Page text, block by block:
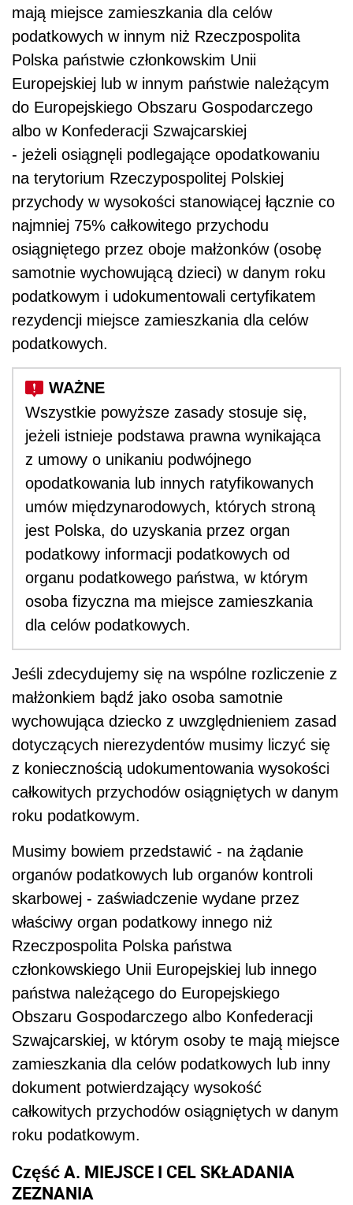
mają miejsce zamieszkania dla celów
podatkowych w innym niż Rzeczpospolita
Polska państwie członkowskim Unii
Europejskiej lub w innym państwie należącym
do Europejskiego Obszaru Gospodarczego
albo w Konfederacji Szwajcarskiej
- jeżeli osiągnęli podlegające opodatkowaniu
na terytorium Rzeczypospolitej Polskiej
przychody w wysokości stanowiącej łącznie co
najmniej 75% całkowitego przychodu
osiągniętego przez oboje małżonków (osobę
samotnie wychowującą dzieci) w danym roku
podatkowym i udokumentowali certyfikatem
rezydencji miejsce zamieszkania dla celów
podatkowych.
Wszystkie powyższe zasady stosuje się,
jeżeli istnieje podstawa prawna wynikająca
z umowy o unikaniu podwójnego
opodatkowania lub innych ratyfikowanych
umów międzynarodowych, których stroną
jest Polska, do uzyskania przez organ
podatkowy informacji podatkowych od
organu podatkowego państwa, w którym
osoba fizyczna ma miejsce zamieszkania
dla celów podatkowych.
Jeśli zdecydujemy się na wspólne rozliczenie z
małżonkiem bądź jako osoba samotnie
wychowująca dziecko z uwzględnieniem zasad
dotyczących nierezydentów musimy liczyć się
z koniecznością udokumentowania wysokości
całkowitych przychodów osiągniętych w danym
roku podatkowym.
Musimy bowiem przedstawić - na żądanie
organów podatkowych lub organów kontroli
skarbowej - zaświadczenie wydane przez
właściwy organ podatkowy innego niż
Rzeczpospolita Polska państwa
członkowskiego Unii Europejskiej lub innego
państwa należącego do Europejskiego
Obszaru Gospodarczego albo Konfederacji
Szwajcarskiej, w którym osoby te mają miejsce
zamieszkania dla celów podatkowych lub inny
dokument potwierdzający wysokość
całkowitych przychodów osiągniętych w danym
roku podatkowym.
Część A. MIEJSCE I CEL SKŁADANIA
ZEZNANIA